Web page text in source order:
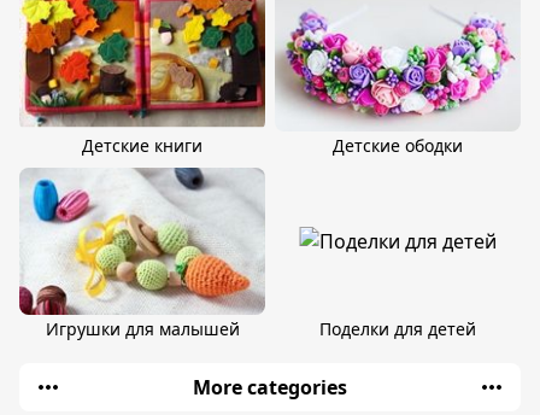
Детские книги Детские ободки
Игрушки для малышей Поделки для детей
More categories